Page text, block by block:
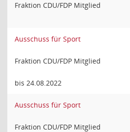
Fraktion CDU/FDP Mitglied
Ausschuss für Sport
Fraktion CDU/FDP Mitglied
bis 24.08.2022
Ausschuss für Sport
Fraktion CDU/FDP Mitglied